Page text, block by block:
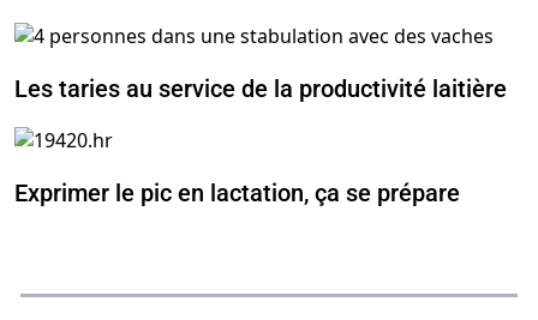
Les taries au service de la productivité laitière
Exprimer le pic en lactation, ça se prépare